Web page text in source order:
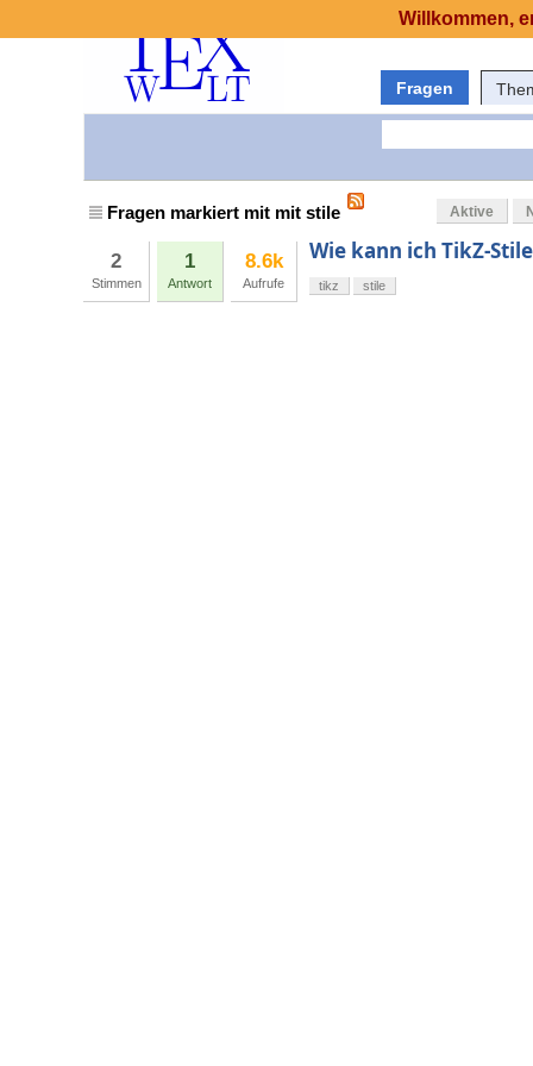
Fragen
Fragen markiert mit mit stile Aktive
2
Stimmen
1
Antwort
8.6k
Aufrufe
Wie kann ich TikZ-
tikz stile
Willkommen,